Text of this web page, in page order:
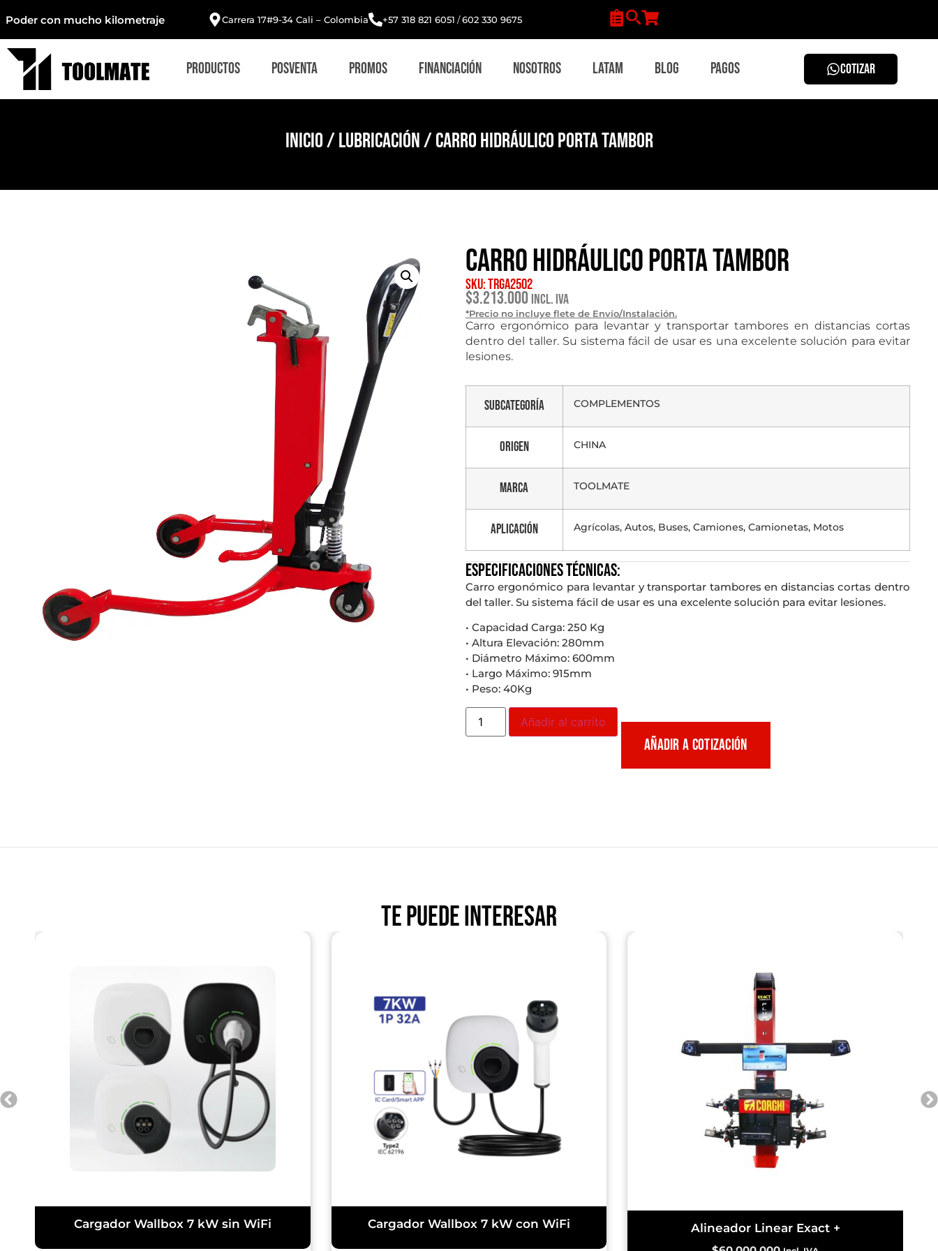
Poder con mucho kilometraje Carrera 17#9-34 Cali – Colombia +57 318 821 6051 /602 330 9675
Productos Posventa Promos Financiación Nosotros Latam Blog Pagos COTIZAR
Inicio/Lubricación/ Carro hidráulico porta tambor
Carro hidráulico porta tambor
SKU: TRGA2502
$3.213.000 Incl. IVA
*Precio no incluye flete de Envío/Instalación.
Carro ergonómico para levantar y transportar tambores en distancias cortas
dentro del taller. Su sistema fácil de usar es una excelente solución para evitar
lesiones.
Subcategoría COMPLEMENTOS
Origen CHINA
Marca TOOLMATE
Aplicación Agrícolas, Autos, Buses, Camiones, Camionetas, Motos
Especificaciones técnicas:
Carro ergonómico para levantar y transportar tambores en distancias cortas dentro
del taller. Su sistema fácil de usar es una excelente solución para evitar lesiones.
• Capacidad Carga: 250 Kg
• Altura Elevación: 280mm
• Diámetro Máximo: 600mm
• Largo Máximo: 915mm
• Peso: 40Kg
Añadir al carrito
AÑADIR A COTIZACIÓN
Te puede interesar
Cargador Wallbox 7 kW sin WiFi Cargador Wallbox 7 kW con WiFi Alineador Linear Exact +